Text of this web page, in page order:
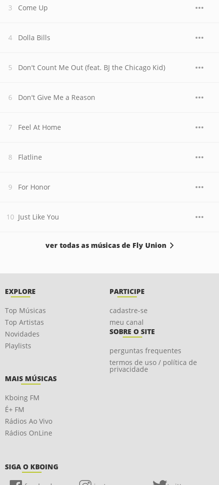
Come Up
Dolla Bills
Don't Count Me Out (feat. BJ the Chicago Kid)
Don't Give Me a Reason
Feel At Home
Flatline
For Honor
Just Like You
ver todas as músicas de Fly Union
EXPLORE
Top Músicas
Top Artistas
Novidades
Playlists
PARTICIPE
cadastre-se
meu canal
SOBRE O SITE
perguntas frequentes
termos de uso / política de
privacidade
MAIS MÚSICAS
Kboing FM
É+ FM
Rádios Ao Vivo
Rádios OnLine
SIGA O KBOING